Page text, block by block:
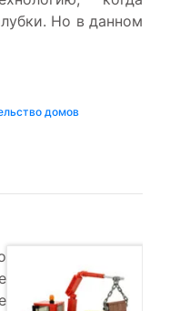
Но в данном
домов